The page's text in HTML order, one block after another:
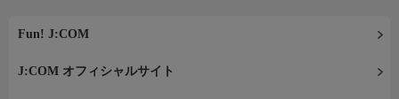
Fun! J:COM
J:COM オフィシャルサイト